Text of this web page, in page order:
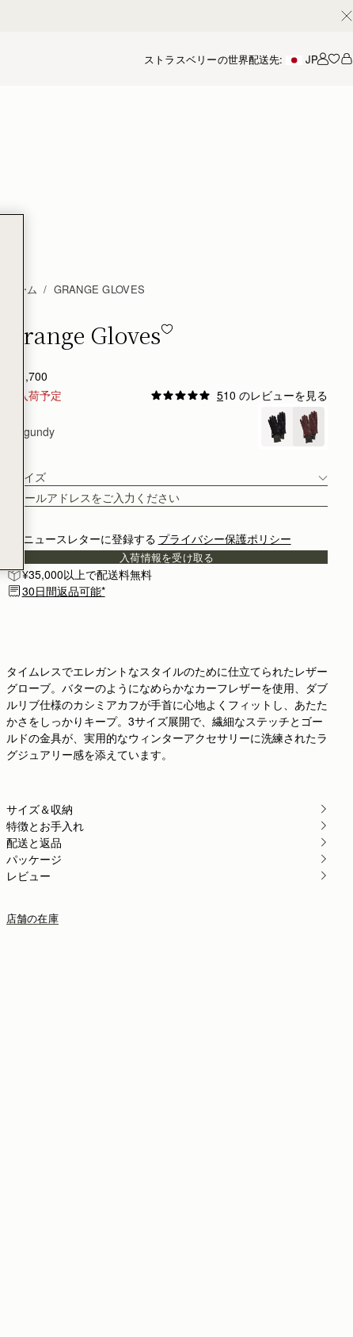
ストラスベリーの世界配送先: JP アカ
ホーム GRANGE GLOVES
Grange Gloves - Burgundy
Grange Gloves
¥40,700
再入荷予定
510 のレビューを見る
Burgundy
Lサイズ
ニュースレターに登録する プライバシー保護ポリシー
入荷情報を受け取る
¥35,000以上で配送料無料
30日間返品可能*
タイムレスでエレガントなスタイルのために仕立てられたレザー
グローブ。バターのようになめらかなカーフレザーを使用、ダブ
ルリブ仕様のカシミアカフが手首に心地よくフィットし、あたた
かさをしっかりキープ。3サイズ展開で、繊細なステッチとゴー
ルドの金具が、実用的なウィンターアクセサリーに洗練されたラ
グジュアリー感を添えています。
サイズ＆収納
特徴とお手入れ
配送と返品
パッケージ
レビュー
店舗の在庫